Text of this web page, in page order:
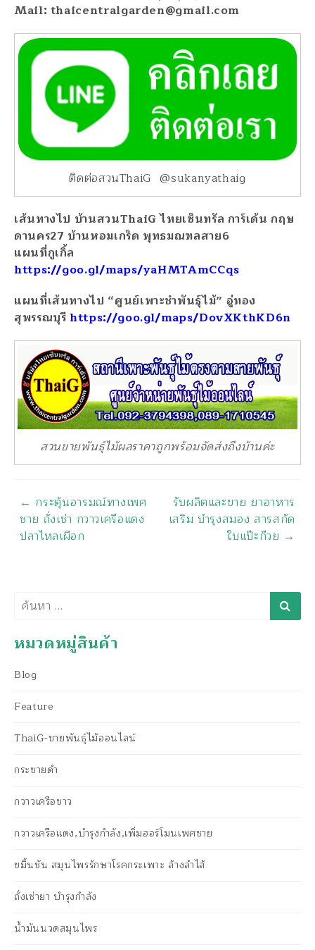
Mail: thaicentralgarden@gmail.com
ติดต่อสวนThaiG @sukanyathaig
เส้นทางไป บ้านสวนThaiG ไทยเซ็นทรัล การ์เด้น กฤษ
ดานคร27 บ้านหอมเกร็ด พุทธมณฑลสาย6
แผนที่กูเกิ้ล
https://goo.gl/maps/yaHMTAmCCqs
แผนที่เส้นทางไป “ศูนย์เพาะชำพันธุ์ไม้” อู่ทอง
สุพรรณบุรี https://goo.gl/maps/DovXKthKD6n
สวนขายพันธุ์ไม้ผลราคาถูกพร้อมจัดส่งถึงบ้านค่ะ
นำทาง
← กระตุ้นอารมณ์ทางเพศ
ชาย ถั่งเช่า กวาวเครือแดง
ปลาไหลเผือก
รับผลิตและขาย ยาอาหาร
เสริม บำรุงสมอง สารสกัด
ใบแป๊ะก๊วย →
ค้นหา
หมวดหมู่สินค้า
Blog
Feature
ThaiG-ขายพันธุ์ไม้ออนไลน์
กระชายดำ
กวาวเครือขาว
กวาวเครือแดง,บำรุงกำลัง,เพิ่มฮอร์โมนเพศชาย
ขมิ้นชัน สมุนไพรรักษาโรคกระเพาะ ล้างลำไส้
ถั่งเช่ายา บำรุงกำลัง
น้ำมันนวดสมุนไพร